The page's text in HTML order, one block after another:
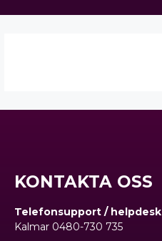
KONTAKTA OSS
Telefonsupport / helpdesk
Kalmar 0480-730 735